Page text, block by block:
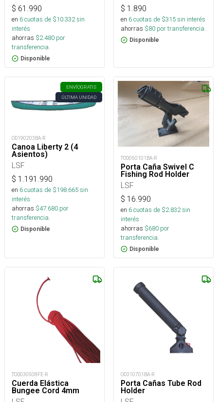
$ 61.990
en 6cuotas de $10.332sin
interés
ahorras $2.480 por
transferencia.
Disponible
$ 1.890
en 6cuotas de $315sin interés
ahorras $80 por transferencia.
Disponible
ENVÍOGRATIS
ÚLTIMA UNIDAD
OD190203BA-R
Canoa Liberty 2 (4
Asientos)
LSF
$ 1.191.990
en 6cuotas de $198.665sin
interés
ahorras $47.680 por
transferencia.
Disponible
TOD050101BA-R
Porta Caña Swivel C
Fishing Rod Holder
LSF
$ 16.990
en 6cuotas de $2.832sin
interés
ahorras $680 por
transferencia.
Disponible
TOD030508FE-R
Cuerda Elástica
Bungee Cord 4mm
OD310701BA-R
Porta Cañas Tube Rod
Holder